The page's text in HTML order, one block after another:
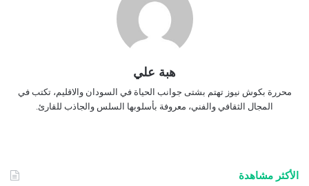
هبة علي
محررة بكوش نيوز تهتم بشتى جوانب الحياة في السودان والاقليم، تكتب في
المجال الثقافي والفني، معروفة بأسلوبها السلس والجاذب للقارئ.
الأكثر مشاهدة